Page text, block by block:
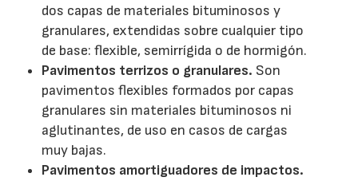
dos capas de materiales bituminosos y
granulares, extendidas sobre cualquier tipo
de base: flexible, semirrígida o de hormigón.
Pavimentos terrizos o granulares. Son
pavimentos flexibles formados por capas
granulares sin materiales bituminosos ni
aglutinantes, de uso en casos de cargas
muy bajas.
Pavimentos amortiguadores de impactos.